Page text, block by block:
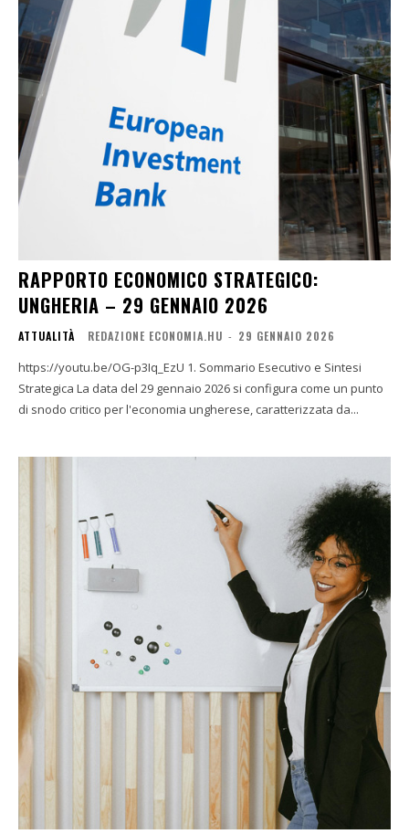
RAPPORTO ECONOMICO STRATEGICO:
UNGHERIA – 29 GENNAIO 2026
ATTUALITÀ REDAZIONE ECONOMIA.HU - 29 GENNAIO 2026
https://youtu.be/OG-p3Iq_EzU 1. Sommario Esecutivo e Sintesi
Strategica La data del 29 gennaio 2026 si configura come un punto
di snodo critico per l'economia ungherese, caratterizzata da...